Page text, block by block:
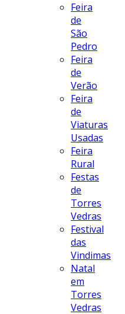
Feira
de
São
Pedro
Feira
de
Verão
Feira
de
Viaturas
Usadas
Feira
Rural
Festas
de
Torres
Vedras
Festival
das
Vindimas
Natal
em
Torres
Vedras